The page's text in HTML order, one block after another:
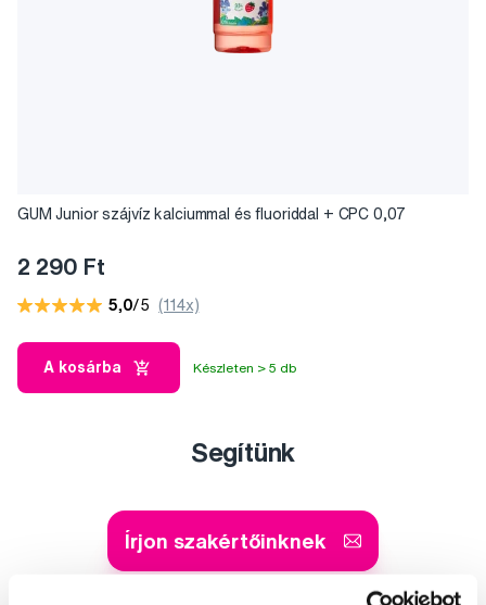
GUM Junior szájvíz kalciummal és fluoriddal + CPC 0,07
2 290 Ft
5,0/5 (114x)
A kosárba Készleten > 5 db
Segítünk
Írjon szakértőinknek